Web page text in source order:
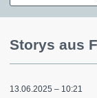
Storys aus
13.06.2025 – 10:21